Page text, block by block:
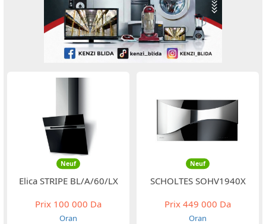
Neuf
Elica STRIPE BL/A/60/LX
Prix 100 000 Da
Oran
Neuf
SCHOLTES SOHV1940X
Prix 449 000 Da
Oran